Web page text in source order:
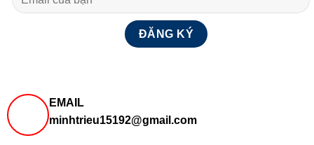
EMAIL
minhtrieu15192@gmail.com